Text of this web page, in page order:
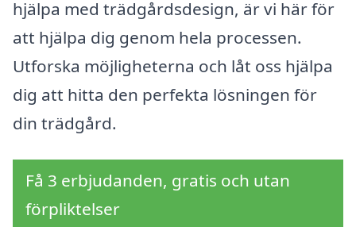
hjälpa med trädgårdsdesign, är vi här för
att hjälpa dig genom hela processen.
Utforska möjligheterna och låt oss hjälpa
dig att hitta den perfekta lösningen för
din trädgård.
Få 3 erbjudanden, gratis och utan
förpliktelser